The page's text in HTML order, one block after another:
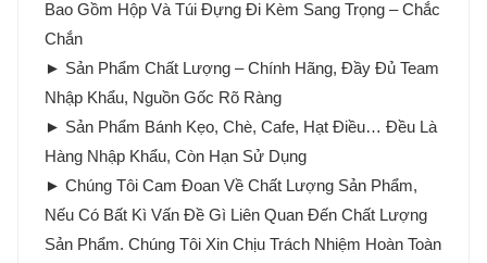
Bao Gồm Hộp Và Túi Đựng Đi Kèm Sang Trọng – Chắc
Chắn
► Sản Phẩm Chất Lượng – Chính Hãng, Đầy Đủ Team
Nhập Khẩu, Nguồn Gốc Rõ Ràng
► Sản Phẩm Bánh Kẹo, Chè, Cafe, Hạt Điều… Đều Là
Hàng Nhập Khẩu, Còn Hạn Sử Dụng
► Chúng Tôi Cam Đoan Về Chất Lượng Sản Phẩm,
Nếu Có Bất Kì Vấn Đề Gì Liên Quan Đến Chất Lượng
Sản Phẩm. Chúng Tôi Xin Chịu Trách Nhiệm Hoàn Toàn